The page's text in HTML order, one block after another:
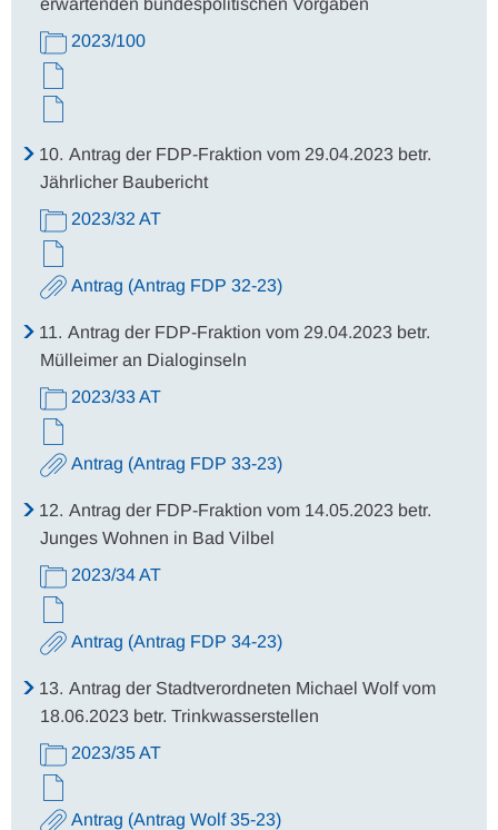
erwartenden bundespolitischen Vorgaben
2023/100
10. Antrag der FDP-Fraktion vom 29.04.2023 betr.
Jährlicher Baubericht
2023/32 AT
Antrag (Antrag FDP 32-23)
11. Antrag der FDP-Fraktion vom 29.04.2023 betr.
Mülleimer an Dialoginseln
2023/33 AT
Antrag (Antrag FDP 33-23)
12. Antrag der FDP-Fraktion vom 14.05.2023 betr.
Junges Wohnen in Bad Vilbel
2023/34 AT
Antrag (Antrag FDP 34-23)
13. Antrag der Stadtverordneten Michael Wolf vom
18.06.2023 betr. Trinkwasserstellen
2023/35 AT
Antrag (Antrag Wolf 35-23)